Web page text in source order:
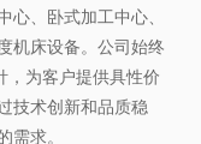
、卧式加工中心、
机床设备。公司始终
，为客户提供具性价
技术创新和品质稳
求。